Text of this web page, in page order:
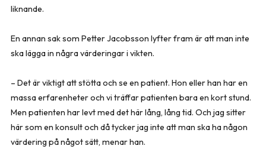
liknande.
En annan sak som Petter Jacobsson lyfter fram är att man inte
ska lägga in några värderingar i vikten.
– Det är viktigt att stötta och se en patient. Hon eller han har en
massa erfarenheter och vi träffar patienten bara en kort stund.
Men patienten har levt med det här lång, lång tid. Och jag sitter
här som en konsult och då tycker jag inte att man ska ha någon
värdering på något sätt, menar han.